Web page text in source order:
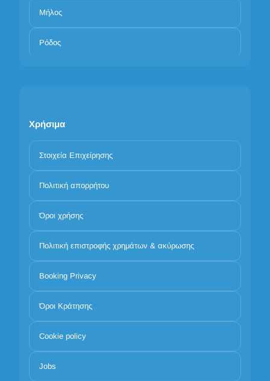
Μήλος
Ρόδος
Χρήσιμα
Στοιχεία Επιχείρησης
Πολιτική απορρήτου
Όροι χρήσης
Πολιτική επιστροφής χρημάτων & ακύρωσης
Booking Privacy
Όροι Κράτησης
Cookie policy
Jobs